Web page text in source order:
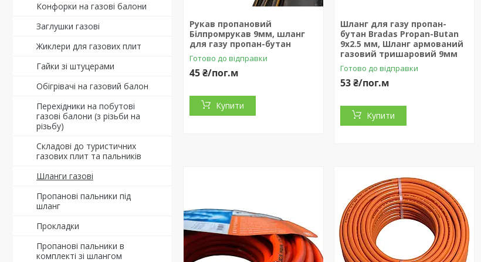
Конфорки на газові балони
Заглушки газові
Жиклери для газових плит
Гайки зі штуцерами
Обігрівачі на газовий балон
Перехідники на побутові
газові балони (з різьби на
різьбу)
Складові до туристичних
газових плит та пальників
Шланги газові
Пропанові пальники під
шланг
Прокладки
Пропанові пальники в
комплекті зі шлангом
Рукав пропановий
Білпромрукав 9мм, шланг
для газу пропан-бутан
Готово до відправки
45 ₴/пог.м
Купити
Шланг для газу пропан-
бутан Bradas Propan-Butan
9х2.5 мм, Шланг армований
газовий тришаровий 9мм
Готово до відправки
53 ₴/пог.м
Купити